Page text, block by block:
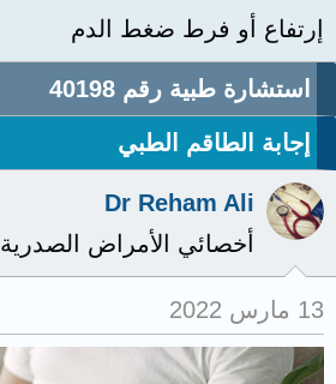
إرتفاع أو فرط ضغط الدم
استشارة طبية رقم 40198
إجابة الطاقم الطبي
Dr Reham Ali
أخصائي الأمراض الصدرية
13 مارس 2022